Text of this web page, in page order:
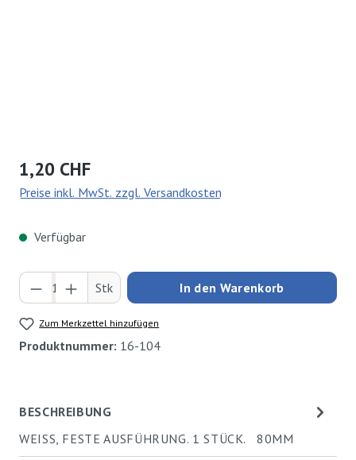
Regulärer Preis:
1,20 CHF
Preise inkl. MwSt. zzgl. Versandkosten
Verfügbar
Produkt Anzahl: Gib den gewünschten Wert
Stk In den Warenkorb
Zum Merkzettel hinzufügen
Produktnummer: 16-104
BESCHREIBUNG
WEISS, FESTE AUSFÜHRUNG. 1 STÜCK. 80MM